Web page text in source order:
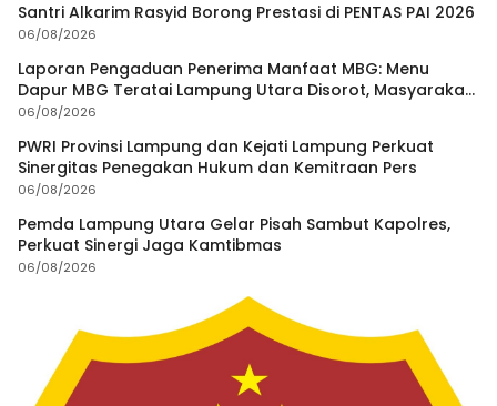
Santri Alkarim Rasyid Borong Prestasi di PENTAS PAI 2026
06/08/2026
Laporan Pengaduan Penerima Manfaat MBG: Menu
Dapur MBG Teratai Lampung Utara Disorot, Masyarakat
Minta Satgas Lakukan Investigasi
06/08/2026
PWRI Provinsi Lampung dan Kejati Lampung Perkuat
Sinergitas Penegakan Hukum dan Kemitraan Pers
06/08/2026
Pemda Lampung Utara Gelar Pisah Sambut Kapolres,
Perkuat Sinergi Jaga Kamtibmas
06/08/2026